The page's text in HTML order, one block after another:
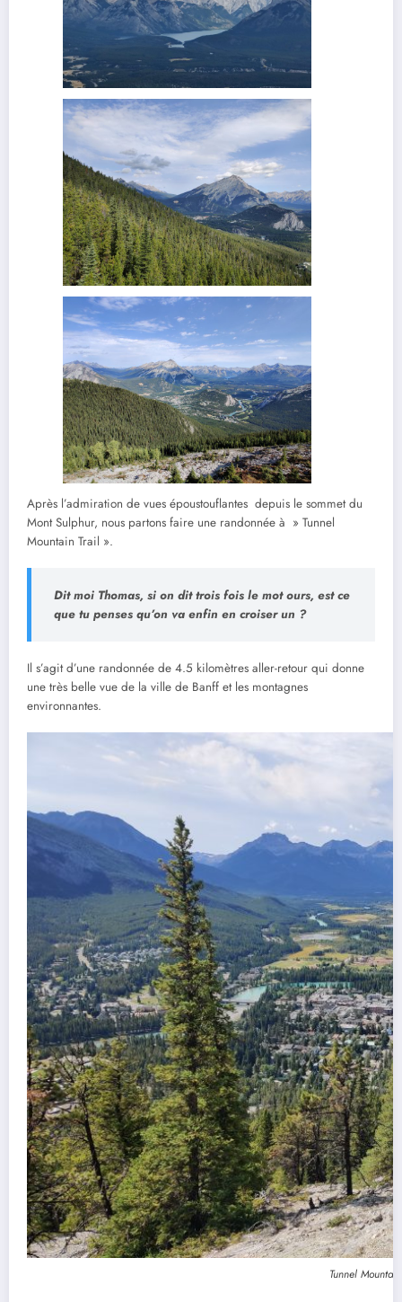
Après l’admiration de vues époustouflantes depuis le sommet du
Mont Sulphur, nous partons faire une randonnée à » Tunnel
Mountain Trail ».
Dit moi Thomas, si on dit trois fois le mot ours, est ce
que tu penses qu’on va enfin en croiser un ?
Il s’agit d’une randonnée de 4.5 kilomètres aller-retour qui donne
une très belle vue de la ville de Banff et les montagnes
environnantes.
Tunnel